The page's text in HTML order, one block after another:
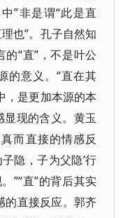
”非是谓“此是直
也”。孔子自然知
的“直”，不是叶公
的意义。“直在其
，是更加本源的本
显现的含义。黄玉
而直接的情感反
隐，子为父隐’行
”“直”的背后其实
的直接反应。郭齐